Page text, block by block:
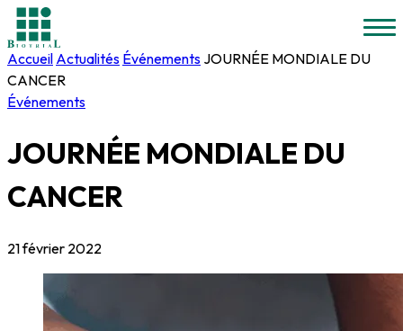
Accueil Actualités Événements JOURNÉE MONDIALE DU
CANCER
Événements
JOURNÉE MONDIALE DU
CANCER
21 février 2022